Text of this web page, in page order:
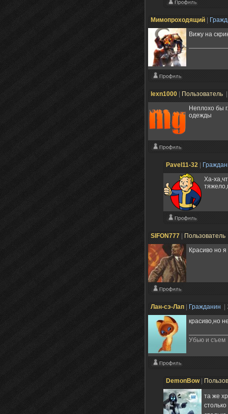
Мимопроходящий
Вижу на
lexn1000 Пользователь
Неплохо бы
одежды
Pavel11-32
Ха-
SIFON777 Пользователь
Красиво но
Лан-сэ-Лап Гражданин
красиво,но
Убью и съем
DemonBow|
та же